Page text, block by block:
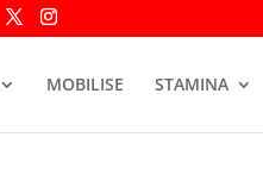
MOBILISE STAMINA